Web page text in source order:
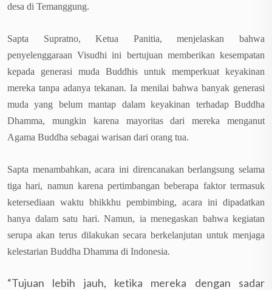
desa di Temanggung.
Sapta Supratno, Ketua Panitia, menjelaskan bahwa
penyelenggaraan Visudhi ini bertujuan memberikan kesempatan
kepada generasi muda Buddhis untuk memperkuat keyakinan
mereka tanpa adanya tekanan. Ia menilai bahwa banyak generasi
muda yang belum mantap dalam keyakinan terhadap Buddha
Dhamma, mungkin karena mayoritas dari mereka menganut
Agama Buddha sebagai warisan dari orang tua.
Sapta menambahkan, acara ini direncanakan berlangsung selama
tiga hari, namun karena pertimbangan beberapa faktor termasuk
ketersediaan waktu bhikkhu pembimbing, acara ini dipadatkan
hanya dalam satu hari. Namun, ia menegaskan bahwa kegiatan
serupa akan terus dilakukan secara berkelanjutan untuk menjaga
kelestarian Buddha Dhamma di Indonesia.
“Tujuan lebih jauh, ketika mereka dengan sadar